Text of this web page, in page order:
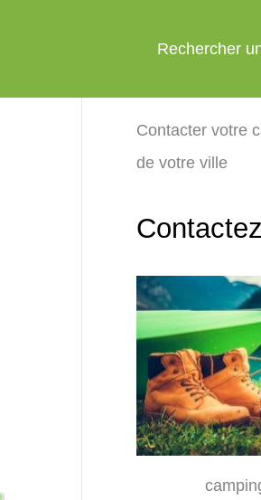
Rechercher
Contacter votre
de votre ville